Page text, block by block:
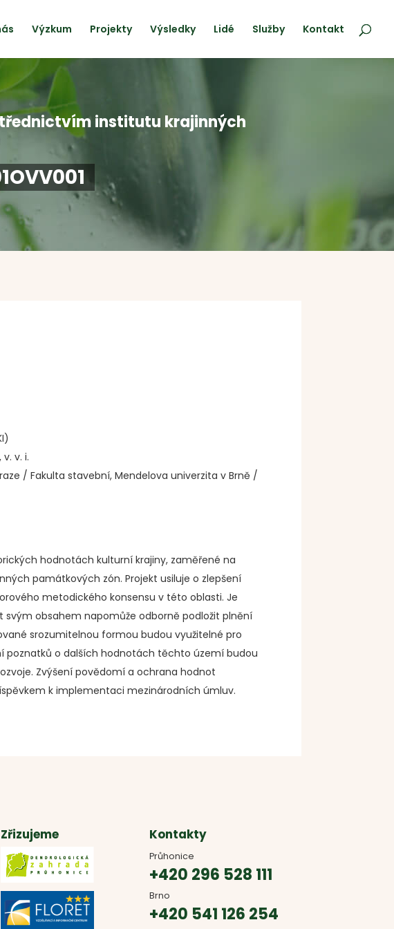
Výzkum Projekty Výsledky Lidé Služby Kontakt
institutu krajinných
v. i.
/ Fakulta stavební, Mendelova univerzita v Brně /
hodnotách kulturní krajiny, zaměřené na
památkových zón. Projekt usiluje o zlepšení
metodického konsensu v této oblasti. Je
svým obsahem napomůže odborně podložit plnění
srozumitelnou formou budou využitelné pro
poznatků o dalších hodnotách těchto území budou
Zvýšení povědomí a ochrana hodnot
k implementaci mezinárodních úmluv.
Zřizujeme Kontakty
Průhonice
+420 296 528 111
Brno
+420 541 126 254